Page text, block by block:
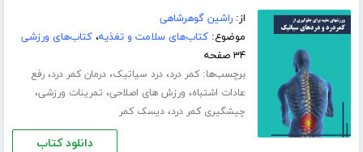
از:راشین گوهرشاهی
موضوع:کتاب‌های سلامت و تغذیه،کتاب‌های ورزشی
۳۴ صفحه
برچسب‌ها:کمر درد،درد سیاتیک،درمان کمر درد،رفع
عادات اشتباه، ورزش های اصلاحی، تمرینات ورزشی،
چیشگیری کمر درد،دیسک کمر
دانلود کتاب